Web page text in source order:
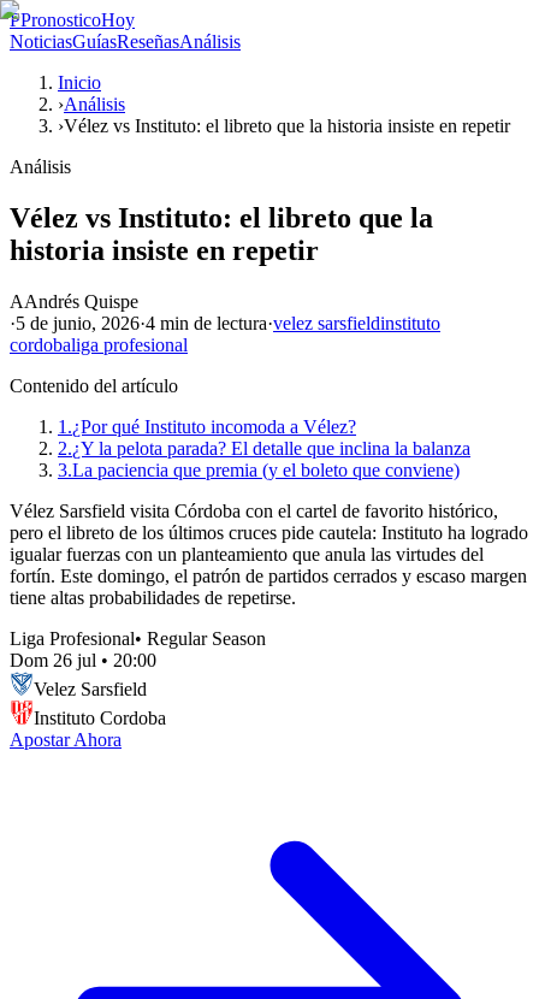
PPronosticoHoy
NoticiasGuíasReseñasAnálisis
Inicio
›Análisis
›Vélez vs Instituto: el libreto que la historia insiste en repetir
Análisis
Vélez vs Instituto: el libreto que la
historia insiste en repetir
AAndrés Quispe
·5 de junio, 2026·4 min de lectura·velez sarsfieldinstituto
cordobaliga profesional
Contenido del artículo
1.¿Por qué Instituto incomoda a Vélez?
2.¿Y la pelota parada? El detalle que inclina la balanza
3.La paciencia que premia (y el boleto que conviene)
Vélez Sarsfield visita Córdoba con el cartel de favorito histórico,
pero el libreto de los últimos cruces pide cautela: Instituto ha logrado
igualar fuerzas con un planteamiento que anula las virtudes del
fortín. Este domingo, el patrón de partidos cerrados y escaso margen
tiene altas probabilidades de repetirse.
Liga Profesional• Regular Season
Dom 26 jul • 20:00
Velez Sarsfield
Instituto Cordoba
Apostar Ahora